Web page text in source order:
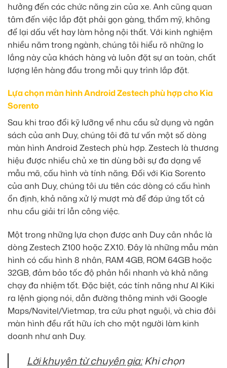
hưởng đến các chức năng zin của xe. Anh cũng quan
tâm đến việc lắp đặt phải gọn gàng, thẩm mỹ, không
để lại dấu vết hay làm hỏng nội thất. Với kinh nghiệm
nhiều năm trong ngành, chúng tôi hiểu rõ những lo
lắng này của khách hàng và luôn đặt sự an toàn, chất
lượng lên hàng đầu trong mỗi quy trình lắp đặt.
Lựa chọn màn hình Android Zestech phù hợp cho Kia
Sorento
Sau khi trao đổi kỹ lưỡng về nhu cầu sử dụng và ngân
sách của anh Duy, chúng tôi đã tư vấn một số dòng
màn hình Android Zestech phù hợp. Zestech là thương
hiệu được nhiều chủ xe tin dùng bởi sự đa dạng về
mẫu mã, cấu hình và tính năng. Đối với Kia Sorento
của anh Duy, chúng tôi ưu tiên các dòng có cấu hình
ổn định, khả năng xử lý mượt mà để đáp ứng tốt cả
nhu cầu giải trí lẫn công việc.
Một trong những lựa chọn được anh Duy cân nhắc là
dòng Zestech Z100 hoặc ZX10. Đây là những mẫu màn
hình có cấu hình 8 nhân, RAM 4GB, ROM 64GB hoặc
32GB, đảm bảo tốc độ phản hồi nhanh và khả năng
chạy đa nhiệm tốt. Đặc biệt, các tính năng như AI Kiki
ra lệnh giọng nói, dẫn đường thông minh với Google
Maps/Navitel/Vietmap, tra cứu phạt nguội, và chia đôi
màn hình đều rất hữu ích cho một người làm kinh
doanh như anh Duy.
Lời khuyên từ chuyên gia:Khi chọn